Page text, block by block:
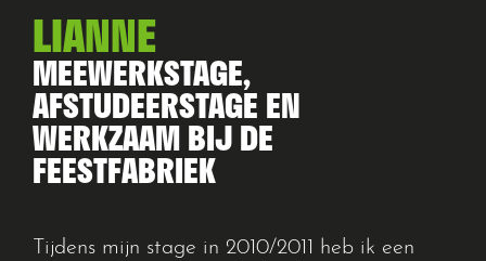
LIANNE
MEEWERKSTAGE,
AFSTUDEERSTAGE EN
WERKZAAM BIJ DE
FEESTFABRIEK
Tijdens mijn stage in 2010/2011 heb ik een